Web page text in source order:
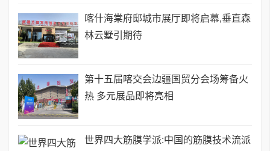
喀什海棠府邸城市展厅即将启幕,垂直森
林云墅引期待
第十五届喀交会边疆国贸分会场筹备火
热 多元展品即将亮相
世界四大筋膜学派:中国的筋膜技术流派